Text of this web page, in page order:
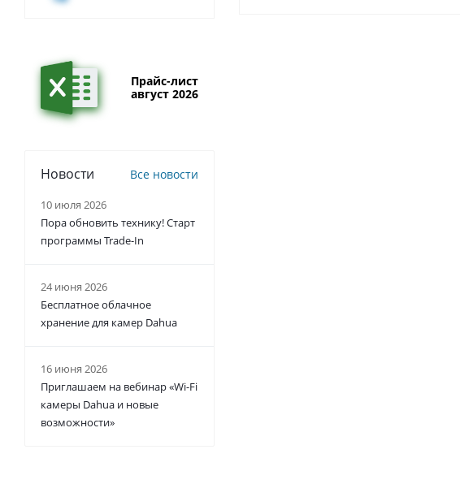
Прайс-лист
август 2026
Новости Все новости
10 июля 2026
Пора обновить технику! Старт
программы Trade-In
24 июня 2026
Бесплатное облачное
хранение для камер Dahua
16 июня 2026
Приглашаем на вебинар «Wi-Fi
камеры Dahua и новые
возможности»